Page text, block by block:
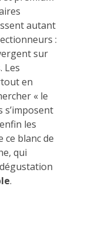
autant
:
sur
Les
en
« le
s’imposent
les
ce blanc de
qui
.